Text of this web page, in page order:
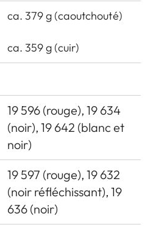
ca. 379 g (caoutchouté)
ca. 359 g (cuir)
19 596 (rouge), 19 634
(noir), 19 642 (blanc et
noir)
19 597 (rouge), 19 632
(noir réfléchissant), 19
636 (noir)